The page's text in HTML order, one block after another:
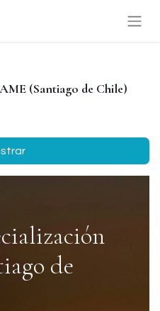
(Santiago de Chile)
de